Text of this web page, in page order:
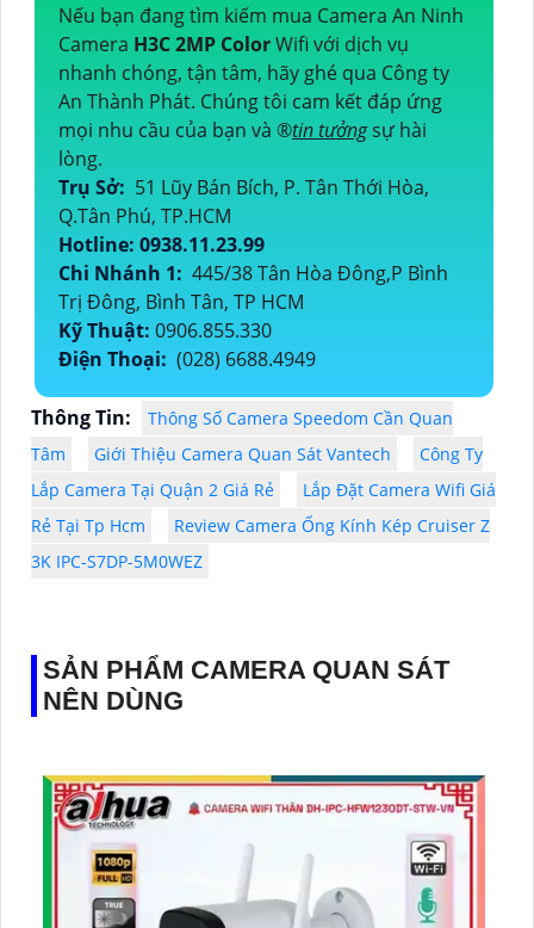
Nếu bạn đang tìm kiếm mua Camera An Ninh
Camera H3C 2MP ColorWifi với dịch vụ
nhanh chóng, tận tâm, hãy ghé qua Công ty
An Thành Phát. Chúng tôi cam kết đáp ứng
mọi nhu cầu của bạn và ®️tin tưởngsự hài
lòng.
Trụ Sở: 51 Lũy Bán Bích, P. Tân Thới Hòa,
Q.Tân Phú, TP.HCM
Hotline: 0938.11.23.99
Chi Nhánh 1: 445/38 Tân Hòa Đông,P Bình
Trị Đông, Bình Tân, TP HCM
Kỹ Thuật: 0906.855.330
Điện Thoại: (028) 6688.4949
Thông Tin:
Thông Số Camera Speedom Cần Quan
Tâm
Giới Thiệu Camera Quan Sát Vantech
Công Ty
Lắp Camera Tại Quận 2 Giá Rẻ
Lắp Đặt Camera Wifi Giá
Rẻ Tại Tp Hcm
Review Camera Ống Kính Kép Cruiser Z
3K IPC-S7DP-5M0WEZ
SẢN PHẨM CAMERA QUAN SÁT
NÊN DÙNG